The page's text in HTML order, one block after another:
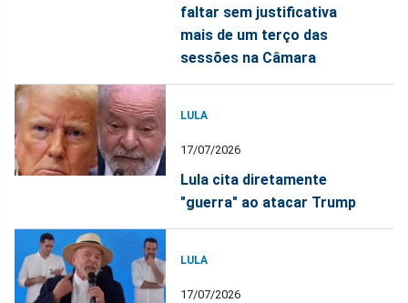
faltar sem justificativa
mais de um terço das
sessões na Câmara
LULA
17/07/2026
Lula cita diretamente
"guerra" ao atacar Trump
LULA
17/07/2026